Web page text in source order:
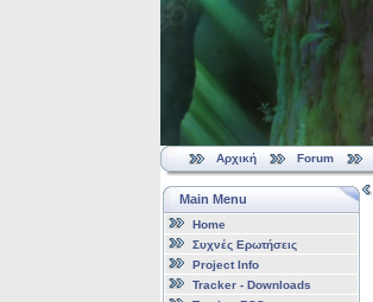
Αρχική Forum
Main Menu
Home
Συχνές Ερωτήσεις
Project Info
Tracker - Downloads